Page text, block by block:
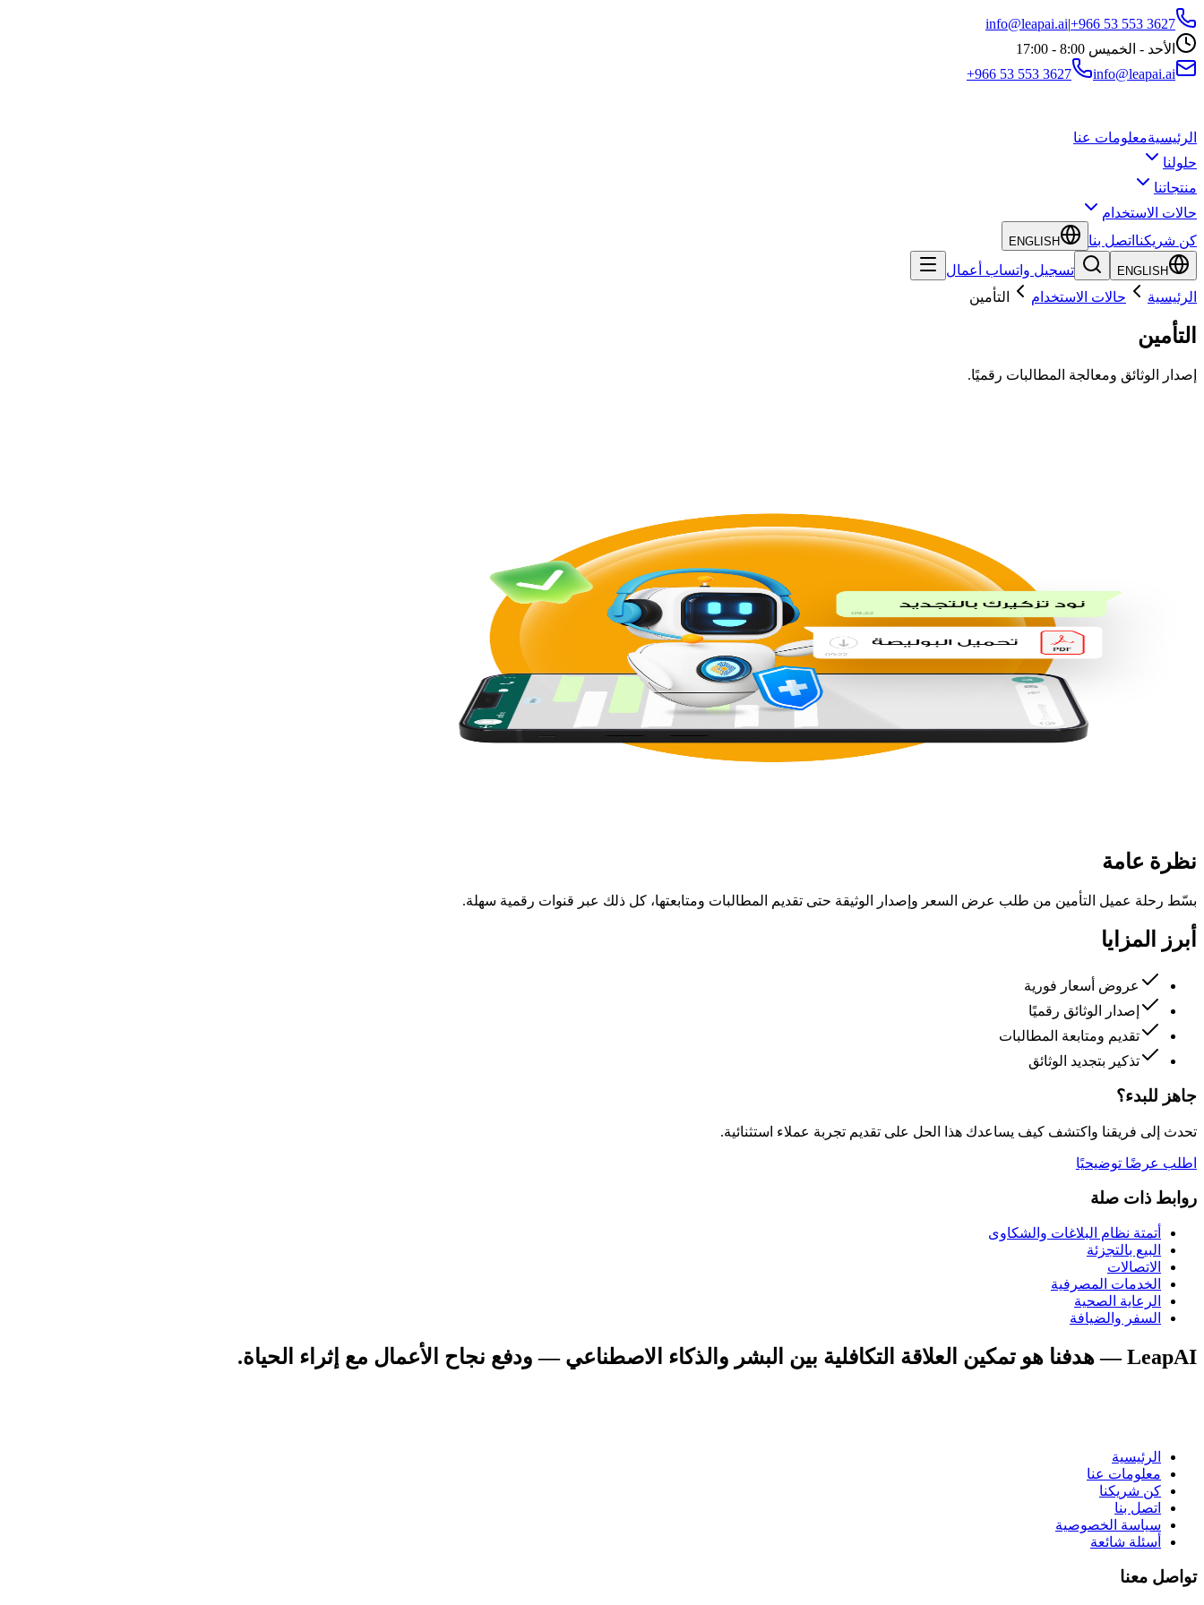
+966 53 553 3627
|
info@leapai.ai
الأحد - الخميس 8:00 - 17:00
info@leapai.ai
+966 53 553 3627
الرئيسيةمعلومات عنا
حلولنا
منتجاتنا
حالات الاستخدام
كن شريكنا اتصل بنا ENGLISH
ENGLISH
تسجيل واتساب أعمال
الرئيسية
حالات الاستخدام التأمين
التأمين
إصدار الوثائق ومعالجة المطالبات رقميًا.
نظرة عامة
بسّط رحلة عميل التأمين من طلب عرض السعر وإصدار الوثيقة حتى تقديم المطالبات ومتابعتها، كل ذلك عبر قنوات رقمية سهلة.
أبرز المزايا
عروض أسعار فورية
إصدار الوثائق رقميًا
تقديم ومتابعة المطالبات
تذكير بتجديد الوثائق
جاهز للبدء؟
تحدث إلى فريقنا واكتشف كيف يساعدك هذا الحل على تقديم تجربة عملاء استثنائية.
اطلب عرضًا توضيحيًا
روابط ذات صلة
أتمتة نظام البلاغات والشكاوى
البيع بالتجزئة
الاتصالات
الخدمات المصرفية
الرعاية الصحية
السفر والضيافة
LeapAI — هدفنا هو تمكين العلاقة التكافلية بين البشر والذكاء الاصطناعي — ودفع نجاح الأعمال مع إثراء الحياة.
الرئيسية
معلومات عنا
كن شريكنا
اتصل بنا
سياسة الخصوصية
أسئلة شائعة
تواصل معنا